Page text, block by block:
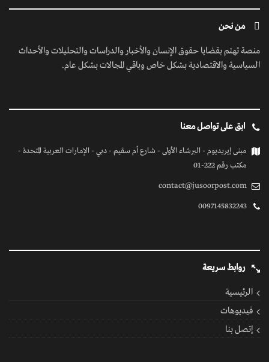
من نحن
منصة تهتم بقضايا حقوق الإنسان والأخبار والدراسات والتحليلات والأحداث
السياسية والاقتصادية بشكل خاص وباقي المجالات بشكل عام.
ابق على تواصل معنا
مبنى إيريديوم - البرشاء الأولى - شارع أم سقيم - دبي - الإمارات العربية المتحدة -
مكتب رقم 222-01
contact@jusoorpost.com
0097145832243
روابط سريعة
الرئيسية
فيديوهات
إتصل بنا